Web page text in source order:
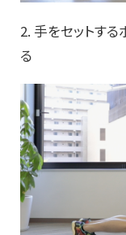
2. 手をセットす
る